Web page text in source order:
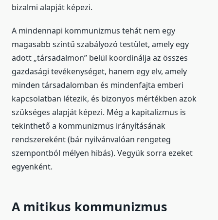
bizalmi alapját képezi.
A mindennapi kommunizmus tehát nem egy
magasabb szintű szabályozó testület, amely egy
adott „társadalmon” belül koordinálja az összes
gazdasági tevékenységet, hanem egy elv, amely
minden társadalomban és mindenfajta emberi
kapcsolatban létezik, és bizonyos mértékben azok
szükséges alapját képezi. Még a kapitalizmus is
tekinthető a kommunizmus irányításának
rendszereként (bár nyilvánvalóan rengeteg
szempontból mélyen hibás). Vegyük sorra ezeket
egyenként.
A mitikus kommunizmus